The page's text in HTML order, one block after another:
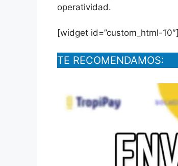
operatividad.
[widget id=”custom_html-10″]
TE RECOMENDAMOS: